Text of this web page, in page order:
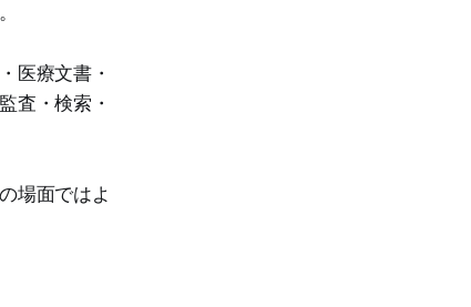
医療文書・
査・検索・
場面ではよ